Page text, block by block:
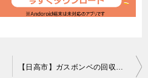
【日高市】ガスボンベの回収・処分ご依頼 お客様の声